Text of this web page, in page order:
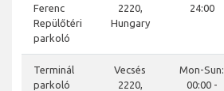
Ferenc
Repülőtéri
parkoló
2220,
Hungary
24:00
Terminál
parkoló
Vecsés
2220,
Mon-Sun:
00:00 -